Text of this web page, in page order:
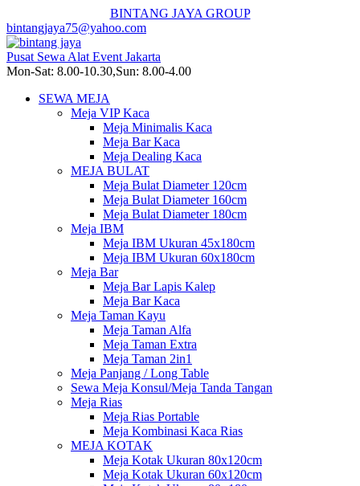
BINTANG JAYA GROUP
bintangjaya75@yahoo.com
Pusat Sewa Alat Event Jakarta
Mon-Sat: 8.00-10.30,Sun: 8.00-4.00
SEWA MEJA
Meja VIP Kaca
Meja Minimalis Kaca
Meja Bar Kaca
Meja Dealing Kaca
MEJA BULAT
Meja Bulat Diameter 120cm
Meja Bulat Diameter 160cm
Meja Bulat Diameter 180cm
Meja IBM
Meja IBM Ukuran 45x180cm
Meja IBM Ukuran 60x180cm
Meja Bar
Meja Bar Lapis Kalep
Meja Bar Kaca
Meja Taman Kayu
Meja Taman Alfa
Meja Taman Extra
Meja Taman 2in1
Meja Panjang / Long Table
Sewa Meja Konsul/Meja Tanda Tangan
Meja Rias
Meja Rias Portable
Meja Kombinasi Kaca Rias
MEJA KOTAK
Meja Kotak Ukuran 80x120cm
Meja Kotak Ukuran 60x120cm